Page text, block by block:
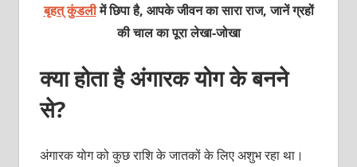
बृहत् कुंडलीमें छिपा है, आपके जीवन का सारा राज, जानें ग्रहों
की चाल का पूरालेखा-जोखा
क्या होता है अंगारक योग के बनने
से?
अंगारक योग को कुछ राशि के जातकों के लिए अशुभ रहा था।